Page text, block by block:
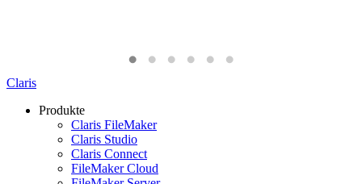
Claris
Produkte
Claris FileMaker
Claris Studio
Claris Connect
FileMaker Cloud